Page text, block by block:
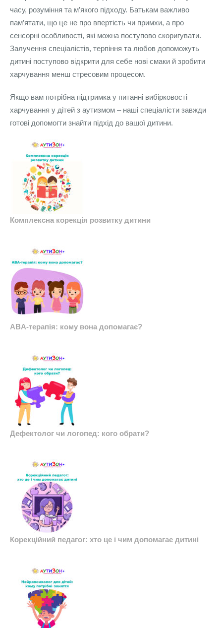
часу, розуміння та м’якого підходу. Батькам важливо
пам’ятати, що це не про впертість чи примхи, а про
сенсорні особливості, які можна поступово скоригувати.
Залучення спеціалістів, терпіння та любов допоможуть
дитині поступово відкрити для себе нові смаки й зробити
харчування менш стресовим процесом.
Якщо вам потрібна підтримка у питанні вибірковості
харчування у дітей з аутизмом – наші спеціалісти завжди
готові допомогти знайти підхід до вашої дитини.
Комплексна корекція розвитку дитини
ABA-терапія: кому вона допомагає?
Дефектолог чи логопед: кого обрати?
Корекційний педагог: хто це і чим допомагає дитині